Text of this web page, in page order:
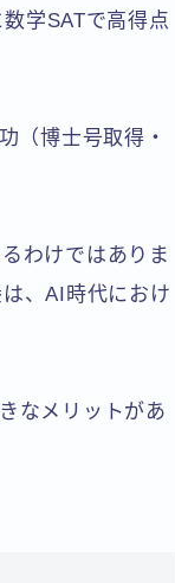
学SATで高得点
（博士号取得・
わけではありま
、AI時代におけ
なメリットがあ